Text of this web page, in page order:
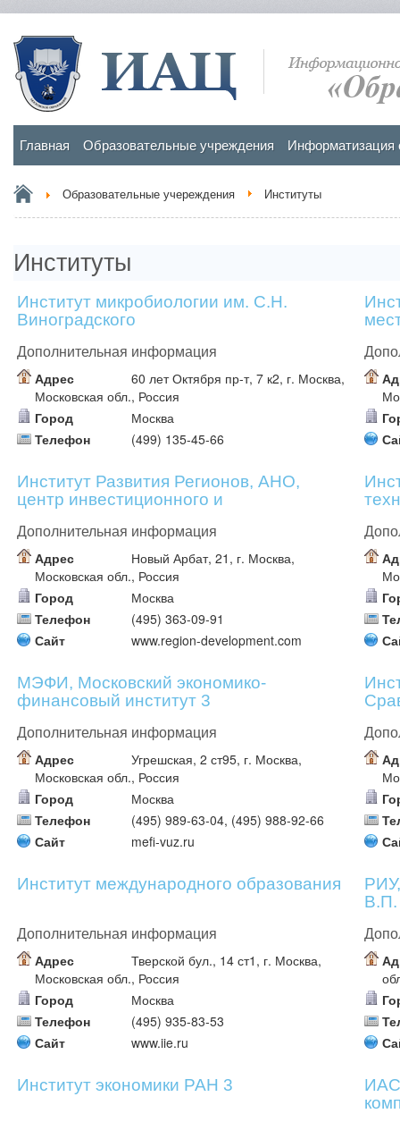
Главная Образовательные учреждения Информатизация
Образовательные учереждения Институты
Институты
Институт микробиологии им. С.Н.
Виноградского
Дополнительная информация
Адрес
60 лет Октября пр-т, 7 к2, г. Москва,
Московская обл., Россия
Город
Москва
Телефон
(499) 135-45-66
Институт Развития Регионов, АНО,
центр инвестиционного и
Дополнительная информация
Адрес
Новый Арбат, 21, г. Москва,
Московская обл., Россия
Город
Москва
Телефон
(495) 363-09-91
Сайт
www.region-development.com
МЭФИ, Московский экономико-
финансовый институт 3
Дополнительная информация
Адрес
Угрешская, 2 ст95, г. Москва,
Московская обл., Россия
Город
Москва
Телефон
(495) 989-63-04, (495) 988-92-66
Сайт
mefi-vuz.ru
Институт международного образования
Дополнительная информация
Адрес
Тверской бул., 14 ст1, г. Москва,
Московская обл., Россия
Город
Москва
Телефон
(495) 935-83-53
Сайт
www.iie.ru
В.П.
Институт экономики РАН 3